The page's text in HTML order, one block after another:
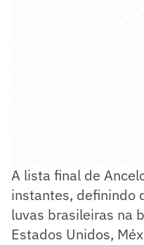
A lista final de
instantes, definindo
luvas brasileiras na
Estados Unidos,